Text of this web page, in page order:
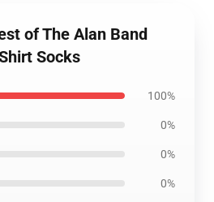
of The Alan Band
Socks
100%
0%
0%
0%